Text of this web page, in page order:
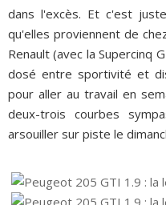
dans l'excès. Et c'est
qu'elles proviennent de
Renault (avec la Supercinq
dosé entre sportivité et
pour aller au travail en
deux-trois courbes
arsouiller sur piste le